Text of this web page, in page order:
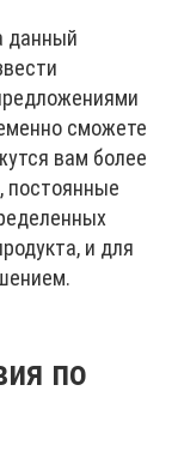
данный
сможете
вам более
постоянные
и для
по